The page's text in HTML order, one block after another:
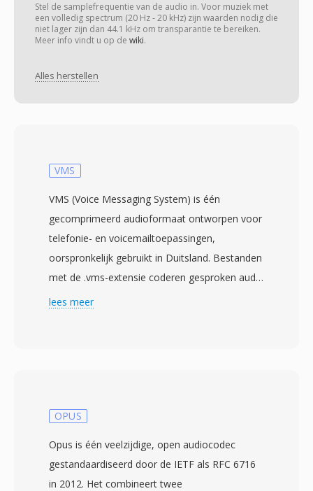
Stel de samplefrequentie van de audio in. Voor muziek met
een volledig spectrum (20 Hz - 20 kHz) zijn waarden nodig die
niet lager zijn dan 44.1 kHz om transparantie te bereiken.
Meer info vindt u op de wiki.
Alles herstellen
VMS
VMS (Voice Messaging System) is één
gecomprimeerd audioformaat ontworpen voor
telefonie- en voicemailtoepassingen,
oorspronkelijk gebruikt in Duitsland. Bestanden
met de .vms-extensie coderen gesproken audio
met Continuously Variable Slope Delta-
zelfbeschrijvende bestanden die
inbedden. Deze header onderscheidt VMS van
ruwe CVSD-streams en stelt afspeeltools in
lees meer
OPUS
Opus is één veelzijdige, open audiocodec
gestandaardiseerd door de IETF als RFC 6716
in 2012. Het combineert twee